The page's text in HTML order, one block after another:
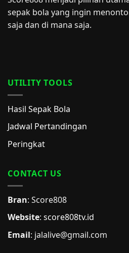
sepak bola yang ingin
saja dan di mana saja.
UTILITY TOOLS
Hasil Sepak Bola
Jadwal Pertandingan
Peringkat
CONTACT US
Bran: Score808
Website: score808tv.id
Email: jalalive@gmail.com